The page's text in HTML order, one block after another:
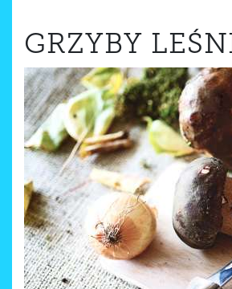
GRZYBY